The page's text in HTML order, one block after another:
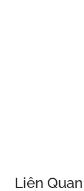
Liên Quan